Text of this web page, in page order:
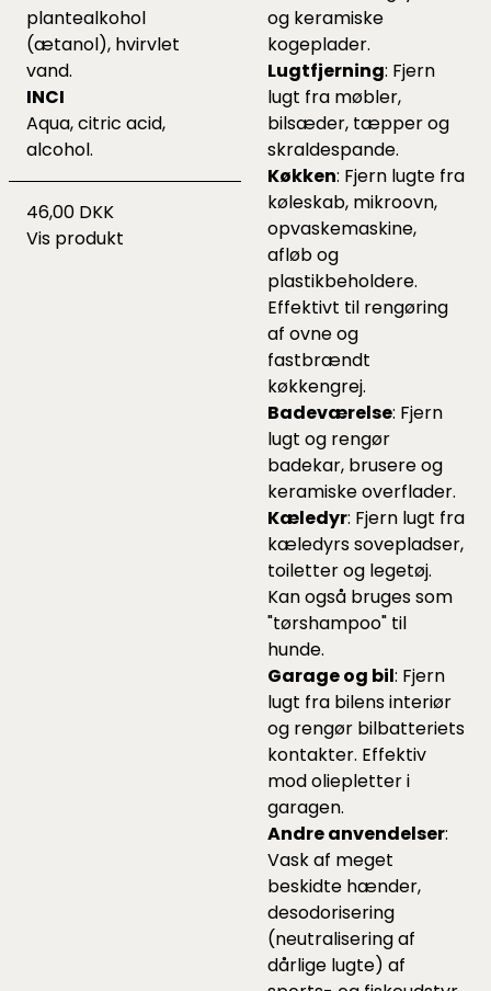
plantealkohol
(ætanol), hvirvlet
vand.
INCI
Aqua, citric acid,
alcohol.
46,00 DKK
Vis produkt
og keramiske
kogeplader.
Lugtfjerning: Fjern
lugt fra møbler,
bilsæder, tæpper og
skraldespande.
Køkken: Fjern lugte fra
køleskab, mikroovn,
opvaskemaskine,
afløb og
plastikbeholdere.
Effektivt til rengøring
af ovne og
fastbrændt
køkkengrej.
Badeværelse: Fjern
lugt og rengør
badekar, brusere og
keramiske overflader.
Kæledyr: Fjern lugt fra
kæledyrs sovepladser,
toiletter og legetøj.
Kan også bruges som
"tørshampoo" til
hunde.
Garage og bil: Fjern
lugt fra bilens interiør
og rengør bilbatteriets
kontakter. Effektiv
mod oliepletter i
garagen.
Andre anvendelser:
Vask af meget
beskidte hænder,
desodorisering
(neutralisering af
dårlige lugte) af